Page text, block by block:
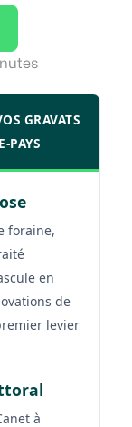
GRAVATS
PAYS
foraine,
en
de
levier
à